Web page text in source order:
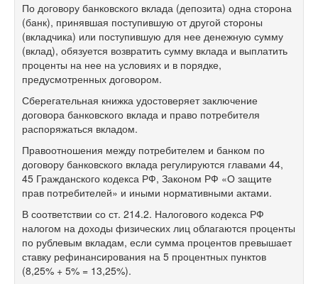
По договору банковского вклада (депозита) одна сторона
(банк), принявшая поступившую от другой стороны
(вкладчика) или поступившую для нее денежную сумму
(вклад), обязуется возвратить сумму вклада и выплатить
проценты на нее на условиях и в порядке,
предусмотренных договором.
Сберегательная книжка удостоверяет заключение
договора банковского вклада и право потребителя
распоряжаться вкладом.
Правоотношения между потребителем и банком по
договору банковского вклада регулируются главами 44,
45 Гражданского кодекса РФ, Законом РФ «О защите
прав потребителей» и иными нормативными актами.
В соответствии со ст. 214.2. Налогового кодекса РФ
налогом на доходы физических лиц облагаются проценты
по рублевым вкладам, если сумма процентов превышает
ставку рефинансирования на 5 процентных пунктов
(8,25% + 5% = 13,25%).